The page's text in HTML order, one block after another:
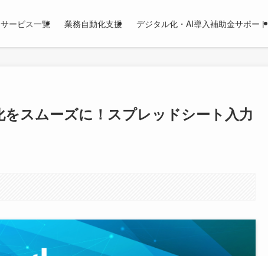
サービス一覧 業務自動化支援 デジタル化・AI導入補助金サポート
スムーズに！スプレッドシート入力